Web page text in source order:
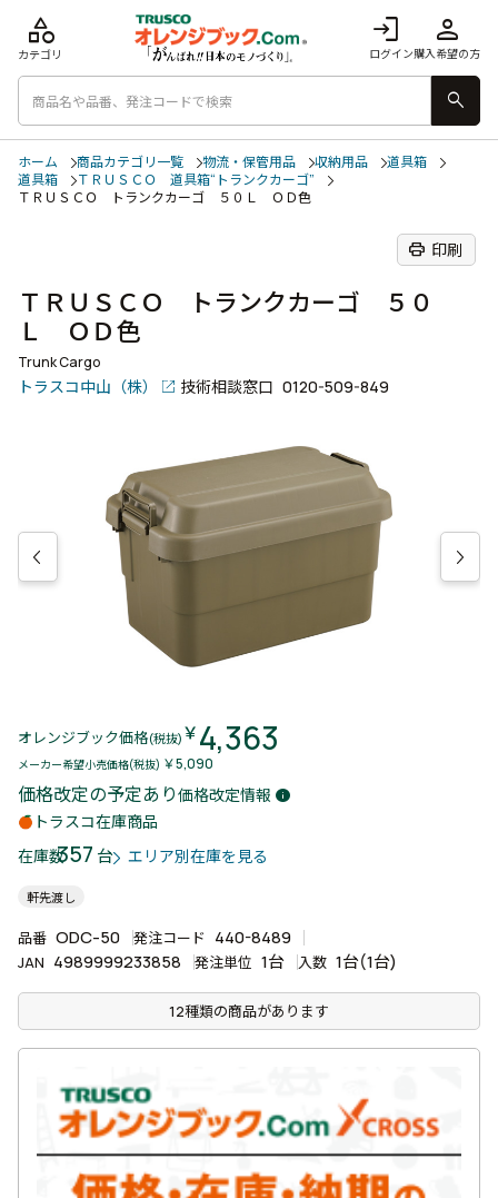
login
ログイン
person
購入希望の方
category
カテゴリ
search
ホーム 商品カテゴリ一覧 物流・保管用品 収納用品
道具箱
道具箱
ＴＲＵＳＣＯ 道具箱“トランクカーゴ”
ＴＲＵＳＣＯ トランクカーゴ ５０Ｌ ＯＤ色
print 印刷
ＴＲＵＳＣＯ トランクカーゴ ５０
Ｌ ＯＤ色
Trunk Cargo
トラスコ中山（株） 技術相談窓口 0120-509-849
オレンジブック価格(税抜) ￥4,363
メーカー希望小売価格(税抜) ￥5,090
価格改定の予定あり価格改定情報 info
トラスコ在庫商品
在庫数357 台 エリア別在庫を見る
軒先渡し
品番 ODC-50 発注コード 440-8489
JAN 4989999233858 発注単位 1台 入数 1台(1台)
12種類の商品があります